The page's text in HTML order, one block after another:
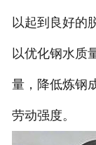
以起到良好的
以优化钢水质
量，降低炼钢
劳动强度。